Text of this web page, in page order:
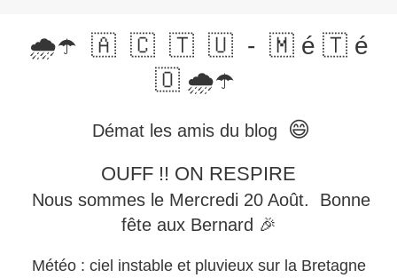
🌧️☂️ 🇦 🇨 🇹 🇺 - 🇲 é 🇹 é
🇴 🌧️☂️
Démat les amis du blog 😄
OUFF !! ON RESPIRE
Nous sommes le Mercredi 20 Août. Bonne
fête aux Bernard 🎉
Météo : ciel instable et pluvieux sur la Bretagne